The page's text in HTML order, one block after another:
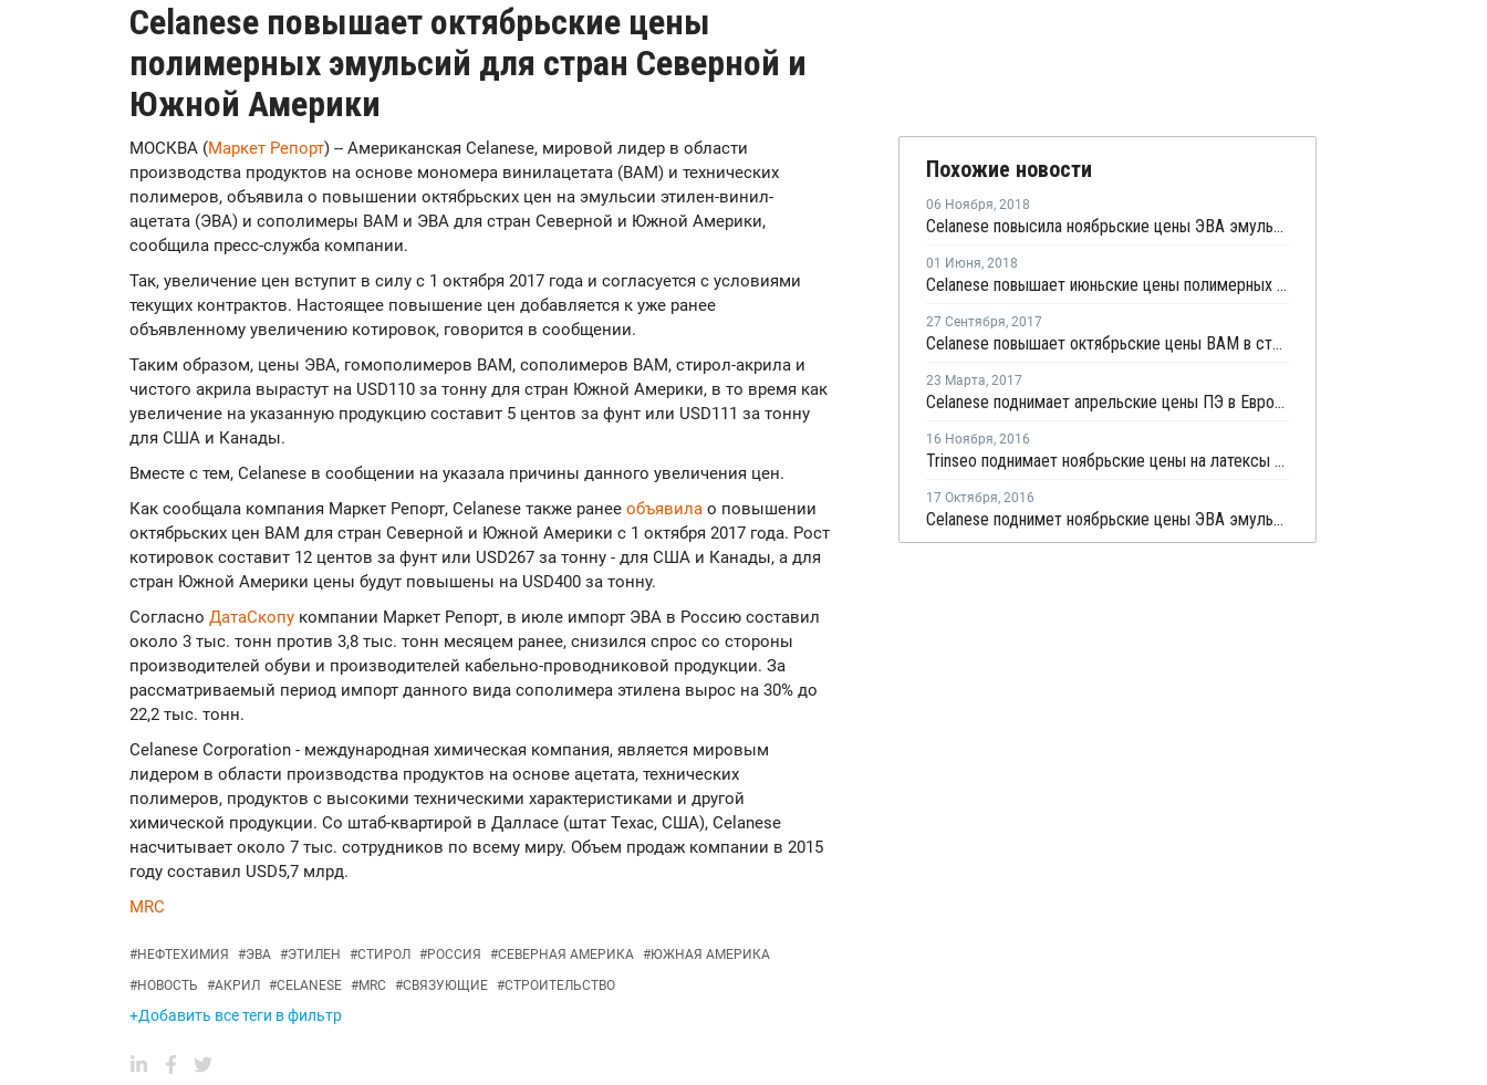
Celanese повышает октябрьские цены
полимерных эмульсий для стран Северной и
Южной Америки
МОСКВА (Маркет Репорт) -- Американская Celanese, мировой лидер в области
производства продуктов на основе мономера винилацетата (ВАМ) и технических
полимеров, объявила о повышении октябрьских цен на эмульсии этилен-винил-
ацетата (ЭВА) и сополимеры ВАМ и ЭВА для стран Северной и Южной Америки,
сообщила пресс-служба компании.
Так, увеличение цен вступит в силу с 1 октября 2017 года и согласуется с условиями
текущих контрактов. Настоящее повышение цен добавляется к уже ранее
объявленному увеличению котировок, говорится в сообщении.
Таким образом, цены ЭВА, гомополимеров ВАМ, сополимеров ВАМ, стирол-акрила и
чистого акрила вырастут на USD110 за тонну для стран Южной Америки, в то время как
увеличение на указанную продукцию составит 5 центов за фунт или USD111 за тонну
для США и Канады.
Вместе с тем, Celanese в сообщении на указала причины данного увеличения цен.
Как сообщала компания Маркет Репорт, Celanese также ранее объявила о повышении
октябрьских цен ВАМ для стран Северной и Южной Америки с 1 октября 2017 года. Рост
котировок составит 12 центов за фунт или USD267 за тонну - для США и Канады, а для
стран Южной Америки цены будут повышены на USD400 за тонну.
Согласно ДатаСкопу компании Маркет Репорт, в июле импорт ЭВА в Россию составил
около 3 тыс. тонн против 3,8 тыс. тонн месяцем ранее, снизился спрос со стороны
производителей обуви и производителей кабельно-проводниковой продукции. За
рассматриваемый период импорт данного вида сополимера этилена вырос на 30% до
22,2 тыс. тонн.
Celanese Corporation - международная химическая компания, является мировым
лидером в области производства продуктов на основе ацетата, технических
полимеров, продуктов с высокими техническими характеристиками и другой
химической продукции. Со штаб-квартирой в Далласе (штат Техас, США), Celanese
насчитывает около 7 тыс. сотрудников по всему миру. Объем продаж компании в 2015
году составил USD5,7 млрд.
MRC
#НЕФТЕХИМИЯ #ЭВА #ЭТИЛЕН #СТИРОЛ #РОССИЯ #СЕВЕРНАЯ АМЕРИКА #ЮЖНАЯ АМЕРИКА
#НОВОСТЬ #АКРИЛ #CELANESE #MRC #СВЯЗУЮЩИЕ #СТРОИТЕЛЬСТВО
+Добавить все теги в фильтр
Похожие новости
06 Ноября, 2018
Celanese повысила ноябрьские цены ЭВА эмульсий в Северной и Южной Америке
01 Июня, 2018
Celanese повышает июньские цены полимерных эмульсий для стран Северной и Южной Америки
27 Сентября, 2017
Celanese повышает октябрьские цены ВАМ в странах Северной и Южной Америки
23 Марта, 2017
Celanese поднимает апрельские цены ПЭ в Европе, Азии, на Ближнем Востоке и в Северной и Южной Америке
16 Ноября, 2016
Trinseo поднимает ноябрьские цены на латексы для Северной Америки
17 Октября, 2016
Celanese поднимет ноябрьские цены ЭВА эмульсий для стран Северной и Латинской Америки